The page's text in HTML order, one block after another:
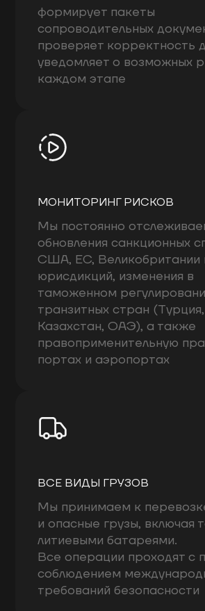
формирует пакеты
сопроводительных
проверяет корректность
уведомляет о возможных
каждом этапе
МОНИТОРИНГ РИСКОВ
Мы постоянно
обновления санкционных
США, ЕС, Великобритании
юрисдикций, изменения в
таможенном
транзитных стран (Турция,
Казахстан, ОАЭ), а также
правоприменительную
портах и аэропортах
ВСЕ ВИДЫ ГРУЗОВ
Мы принимаем к
и опасные грузы, включая
литиевыми батареями.
Все операции проходят с
соблюдением
требований безопасности